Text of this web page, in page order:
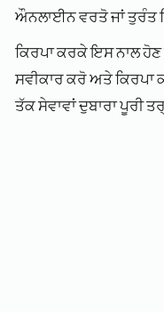
ਔਨਲਾਈਨ ਵਰਤੋ ਜਾਂ ਤੁਰੰਤ
ਕਿਰਪਾ ਕਰਕੇ ਇਸ ਨਾਲ
ਸਵੀਕਾਰ ਕਰੋ ਅਤੇ ਕਿਰਪਾ
ਤੱਕ ਸੇਵਾਵਾਂ ਦੁਬਾਰਾ ਪੂਰੀ